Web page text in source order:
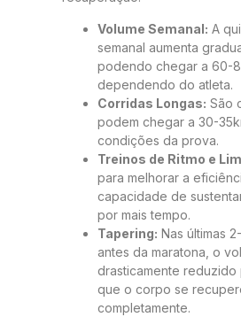
Volume Semanal: A
semanal aumenta
podendo chegar a 60-
dependendo do atleta.
Corridas Longas: São
podem chegar a 30-
condições da prova.
Treinos de Ritmo e
para melhorar a
capacidade de
por mais tempo.
Tapering: Nas últimas
antes da maratona, o
drasticamente reduzido
que o corpo se
completamente.